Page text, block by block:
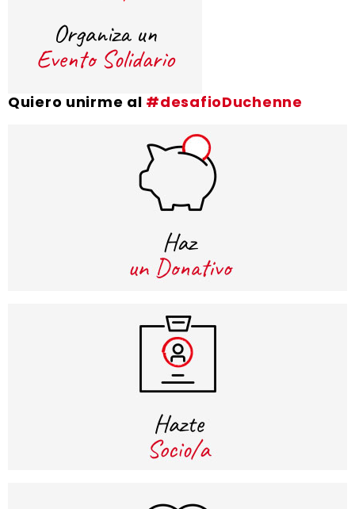
Quiero unirme al #desafioDuchenne